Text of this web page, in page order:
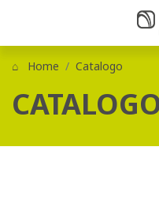
Home Catalogo